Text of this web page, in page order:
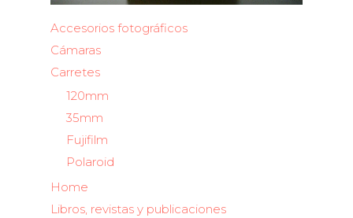
Accesorios fotográficos
Cámaras
Carretes
120mm
35mm
Fujifilm
Polaroid
Home
Libros, revistas y publicaciones